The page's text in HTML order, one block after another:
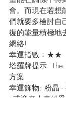
會。而現在若想
們就要多檢討自
復的能量積極地
網絡!
幸運指數：★★
塔羅牌提示: The
方案
幸運飾物: 粉晶
♦或迎來人事紛